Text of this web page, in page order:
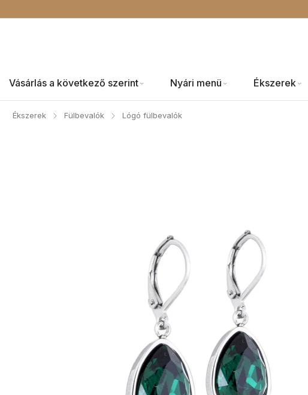
Vásárlás a következő szerint Nyári menü Ékszerek
Ékszerek / Fülbevalók / Lógó fülbevalók